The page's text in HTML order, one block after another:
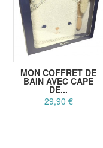
MON COFFRET DE
BAIN AVEC CAPE
DE...
29,90 €